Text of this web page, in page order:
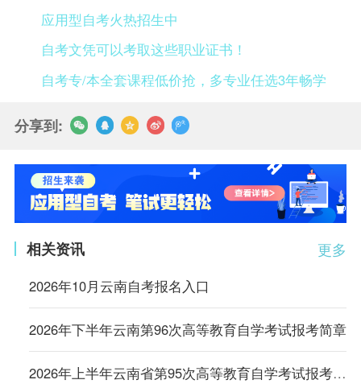
应用型自考火热招生中
自考文凭可以考取这些职业证书！
自考专/本全套课程低价抢，多专业任选3年畅学
分享到:
更多
相关资讯
2026年10月云南自考报名入口
2026年下半年云南第96次高等教育自学考试报考简章
2026年上半年云南省第95次高等教育自学考试报考简章